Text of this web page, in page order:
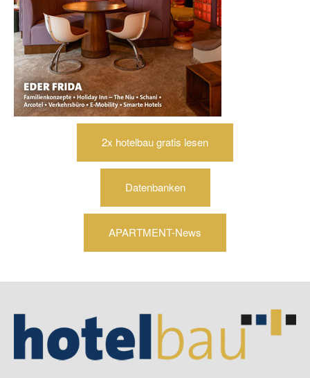
2x hotelbau gratis lesen
Datenbanken
APARTMENT-News